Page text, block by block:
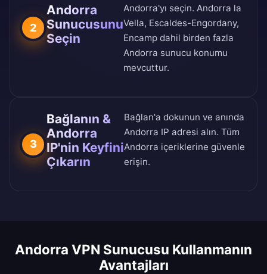
2
Andorra
Sunucusunu
Seçin
Andorra'yı seçin. Andorra la
Vella, Escaldes-Engordany,
Encamp dahil birden fazla
Andorra sunucu konumu
mevcuttur.
3
Bağlanın &
Andorra
IP'nin Keyfini
Çıkarın
Bağlan'a dokunun ve anında
Andorra IP adresi alın. Tüm
Andorra içeriklerine güvenle
erişin.
Andorra VPN Sunucusu Kullanmanın
Avantajları